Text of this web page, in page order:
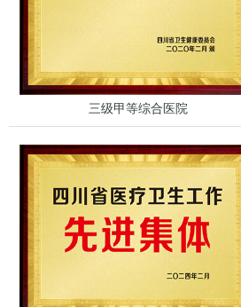
三级甲等综合医院